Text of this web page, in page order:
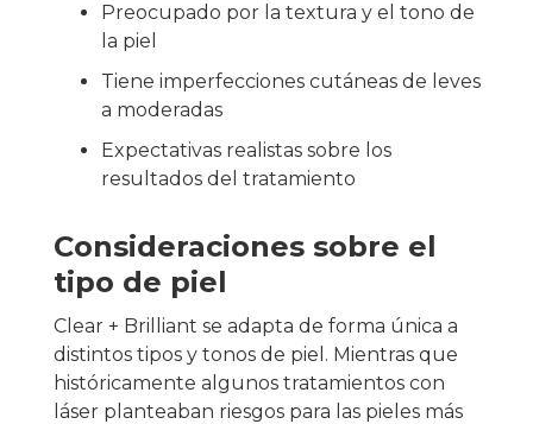
Preocupado por la textura y el tono de
la piel
Tiene imperfecciones cutáneas de leves
a moderadas
Expectativas realistas sobre los
resultados del tratamiento
Consideraciones sobre el
tipo de piel
Clear + Brilliant se adapta de forma única a
distintos tipos y tonos de piel. Mientras que
históricamente algunos tratamientos con
láser planteaban riesgos para las pieles más